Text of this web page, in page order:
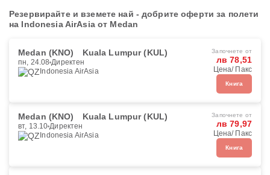
Резервирайте и вземете най - добрите оферти за полети
на Indonesia AirAsia от Medan
Medan (KNO) Kuala Lumpur (KUL)
пн, 24.08 Директен
Indonesia AirAsia
Започнете от
лв 78,51
Цена/ Пакс
Книга
Medan (KNO) Kuala Lumpur (KUL)
вт, 13.10 Директен
Indonesia AirAsia
Започнете от
лв 79,97
Цена/ Пакс
Книга